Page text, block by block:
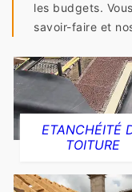
les budgets.
savoir-faire et
ETANCHÉITÉ
TOITURE